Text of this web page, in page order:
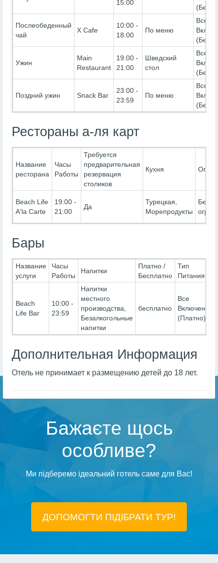
15:00
Послеобеденный
чай
X Cafe
10:00 -
18:00
По меню
Все
Ужин
Main
Restaurant
19:00 -
21:00
Шведский
стол
Все
Поздний ужин Snack Bar
23:00 -
23:59
По меню
Все
Рестораны а-ля карт
Название
ресторана
Часы
Работы
Требуется
предварительная
резервация
столиков
Кухня
Beach Life
A'la Carte
19:00 -
21:00
Да
Турецкая,
Морепродукты
Без
Бары
Название
услуги
Часы
Работы
Напитки
Платно /
Бесплатно
Тип
Питания
Beach
Life Bar
10:00 -
23:59
Напитки
местного
производства,
Безалкогольные
напитки
бесплатно
Все
Включено-
(Платно)
Дополнительная Информация
Отель не принимает к размещению детей до 18 лет.
Бажаєте щось
особливе?
Ми підберемо ідеальний готель саме для Вас!
ДОПОМОГТИ ПІДIБРАТИ ТУР!